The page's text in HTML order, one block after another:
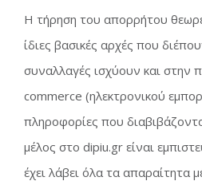
Η τήρηση του απορρήτου
ίδιες βασικές αρχές που
συναλλαγές ισχύουν και στην
commerce (ηλεκτρονικού
πληροφορίες που
μέλος στο dipiu.gr είναι
έχει λάβει όλα τα απαραίτητα